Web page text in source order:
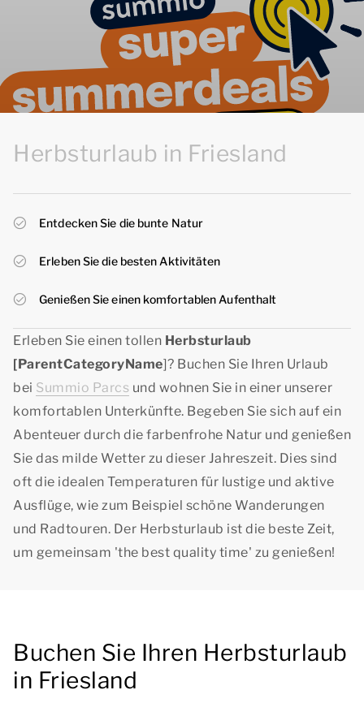
Herbsturlaub in Friesland
Entdecken Sie die bunte Natur
Erleben Sie die besten Aktivitäten
Genießen Sie einen komfortablen Aufenthalt
Erleben Sie einen tollen Herbsturlaub
[ParentCategoryName]? Buchen Sie Ihren Urlaub
bei Summio Parcs und wohnen Sie in einer unserer
komfortablen Unterkünfte. Begeben Sie sich auf ein
Abenteuer durch die farbenfrohe Natur und genießen
Sie das milde Wetter zu dieser Jahreszeit. Dies sind
oft die idealen Temperaturen für lustige und aktive
Ausflüge, wie zum Beispiel schöne Wanderungen
und Radtouren. Der Herbsturlaub ist die beste Zeit,
um gemeinsam 'the best quality time' zu genießen!
Buchen Sie Ihren Herbsturlaub
in Friesland